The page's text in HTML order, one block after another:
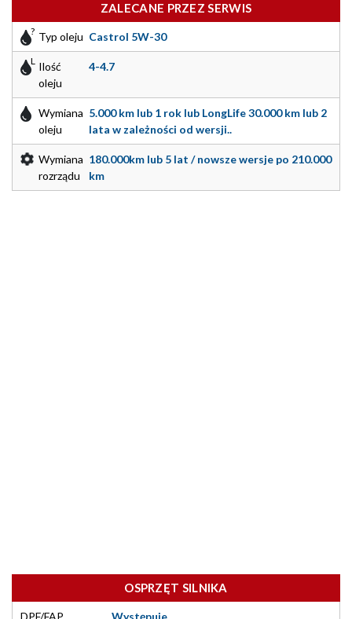
ZALECANE PRZEZ SERWIS
Typ oleju Castrol 5W-30
Ilość
oleju
4-4.7
Wymiana
oleju
5.000 km lub 1 rok lub LongLife 30.000 km lub 2
lata w zależności od wersji..
Wymiana
rozrządu
180.000km lub 5 lat / nowsze wersje po 210.000
km
OSPRZĘT SILNIKA
DPF/FAP Występuje